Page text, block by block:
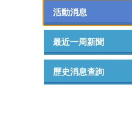
活動消息
最近一周新聞
歷史消息查詢